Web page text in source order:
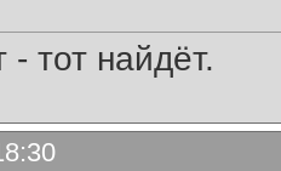
- тот найдёт.